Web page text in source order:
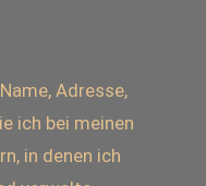
Adresse,
ich bei meinen
in denen ich